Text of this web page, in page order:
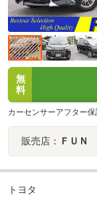
無
料
カーセンサーアフター
販売店： ＦＵＮ
トヨタ